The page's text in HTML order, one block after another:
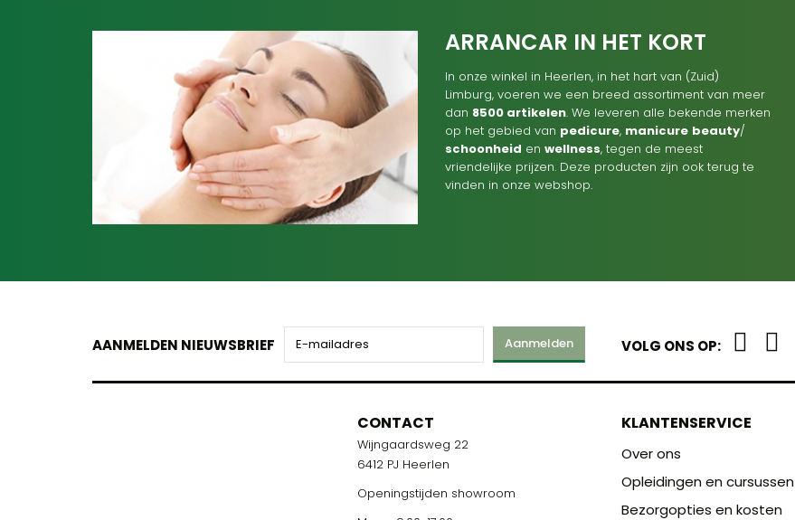
ARRANCAR IN HET KORT
In onze winkel in Heerlen, in het hart van (Zuid)
Limburg, voeren we een breed assortiment van meer
dan 8500 artikelen. We leveren alle bekende merken
op het gebied van pedicure, manicure beauty/
schoonheid en wellness, tegen de meest
vriendelijke prijzen. Deze producten zijn ook terug te
vinden in onze webshop.
AANMELDEN NIEUWSBRIEF Aanmelden VOLG ONS OP:
CONTACT
Wijngaardsweg 22
6412 PJ Heerlen
Openingstijden showroom
KLANTENSERVICE
Over ons
Opleidingen en cursussen
Bezorgopties en kosten